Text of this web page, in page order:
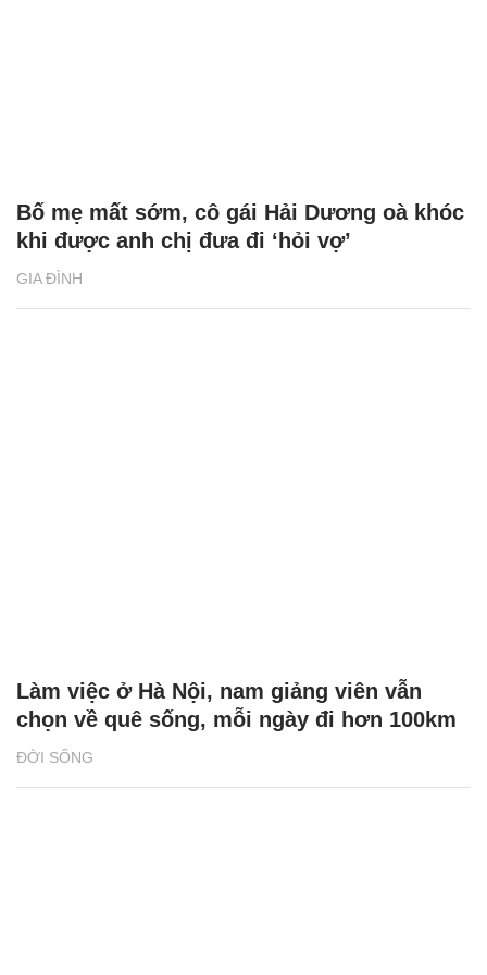
GIA ĐÌNH
Bố mẹ mất sớm, cô gái Hải Dương oà khóc
khi được anh chị đưa đi ‘hỏi vợ’
ĐỜI SỐNG
Làm việc ở Hà Nội, nam giảng viên vẫn
chọn về quê sống, mỗi ngày đi hơn 100km